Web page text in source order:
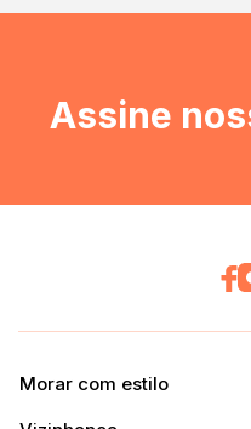
Assine
Morar com estilo